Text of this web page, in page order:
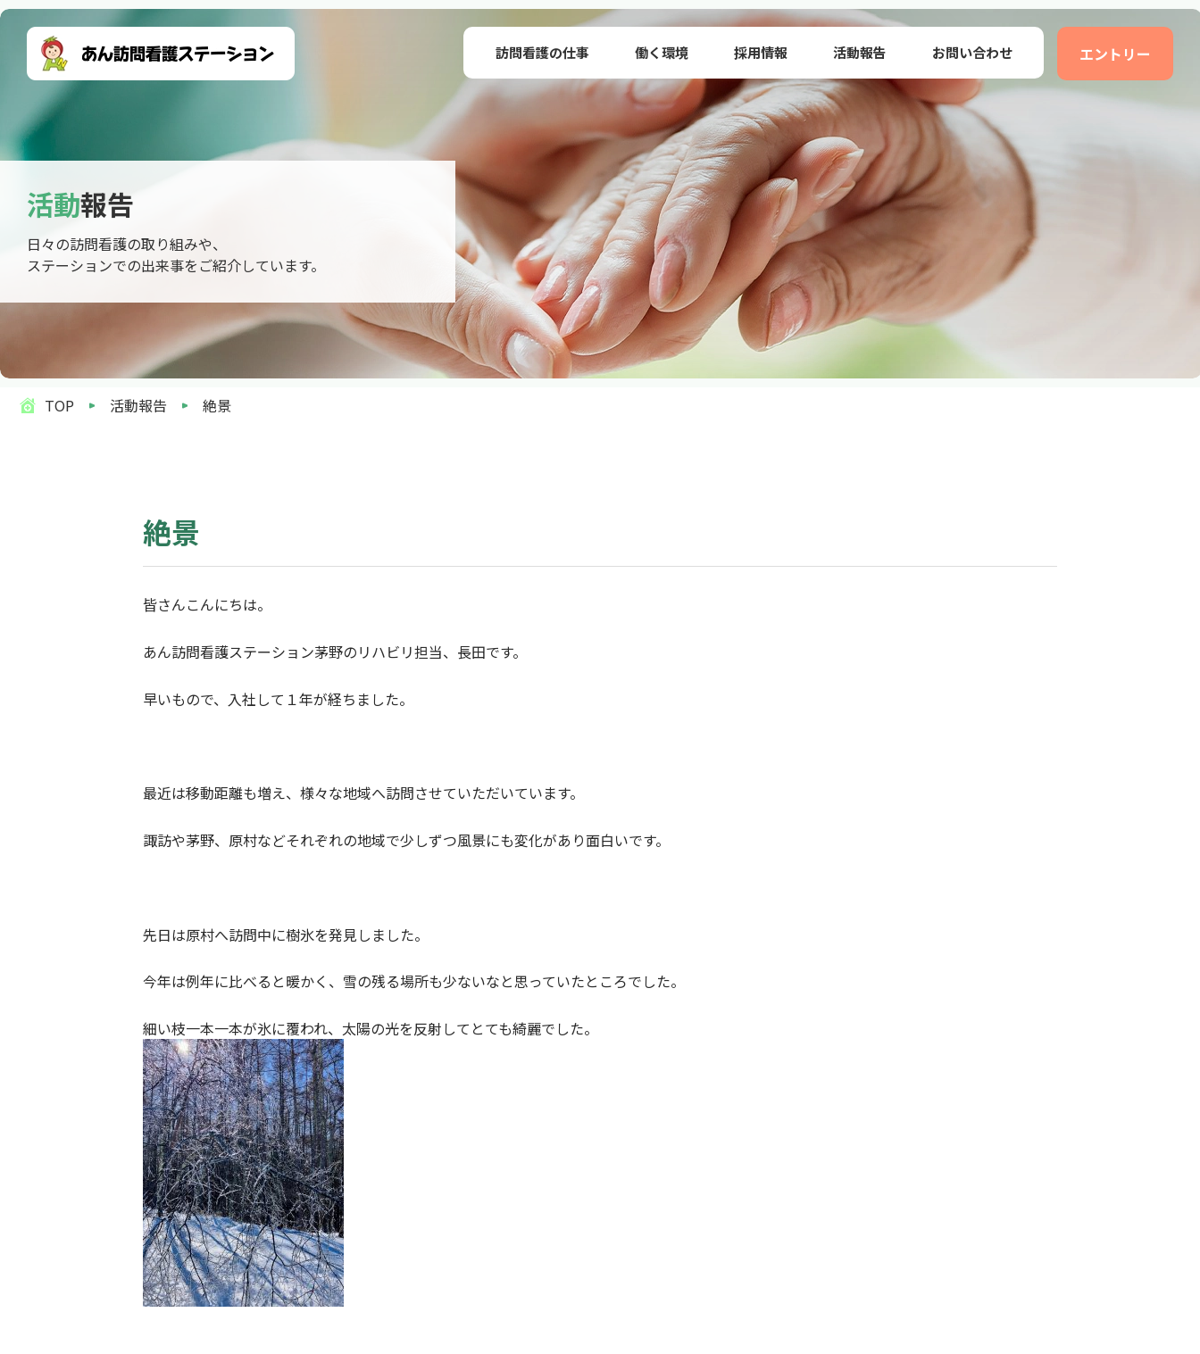
訪問看護の仕事 働く環境 採用情報 活動報告 お問い合わせ エントリー
活動報告
日々の訪問看護の取り組みや、
ステーションでの出来事をご紹介しています。
TOP 活動報告 絶景
絶景
皆さんこんにちは。
あん訪問看護ステーション茅野のリハビリ担当、長田です。
早いもので、入社して１年が経ちました。
最近は移動距離も増え、様々な地域へ訪問させていただいています。
諏訪や茅野、原村などそれぞれの地域で少しずつ風景にも変化があり面白いです。
先日は原村へ訪問中に樹氷を発見しました。
今年は例年に比べると暖かく、雪の残る場所も少ないなと思っていたところでした。
細い枝一本一本が氷に覆われ、太陽の光を反射してとても綺麗でした。